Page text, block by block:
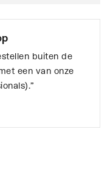
buiten de
een van onze